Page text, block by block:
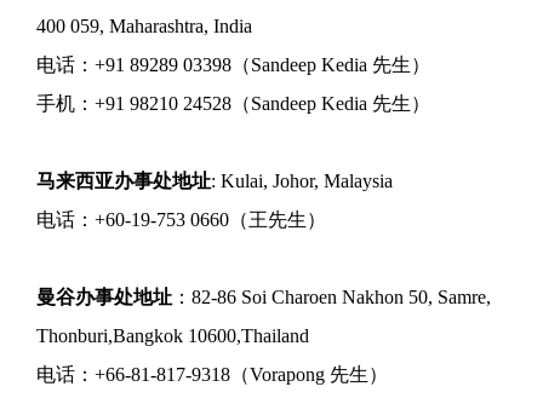
400 059, Maharashtra, India
电话：+91 89289 03398（Sandeep Kedia 先生）
手机：+91 98210 24528（Sandeep Kedia 先生）
马来西亚办事处地址: Kulai, Johor, Malaysia
电话：+60-19-753 0660（王先生）
曼谷办事处地址 ：82-86 Soi Charoen Nakhon 50, Samre,
Thonburi,Bangkok 10600,Thailand
电话：+66-81-817-9318（Vorapong 先生）